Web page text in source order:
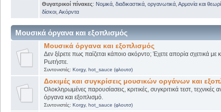
Θυγατρικοί πίνακες: Νομικά, διαδικαστικά, οργανωτικά Αρμονία και
δίσκοι Ακόρντα
Μουσικά όργανα και εξοπλισμός
Μουσικά όργανα και εξοπλισμός
Δεν ξέρετε πως παίζεται κάποιο ακόρντο; Έχετε απορία σχετικά
Ρωτήστε.
Συντονιστές: Korgy, hot_sauce (φλουτσ)
Δοκιμές και συγκρίσεις μουσικών οργάνων και
Ολοκληρωμένες παρουσίασεις, κριτικές, συγκριτικά τεστ, τεχνικές
όργανα και εξοπλισμό.
Συντονιστές: Korgy, hot_sauce (φλουτσ)